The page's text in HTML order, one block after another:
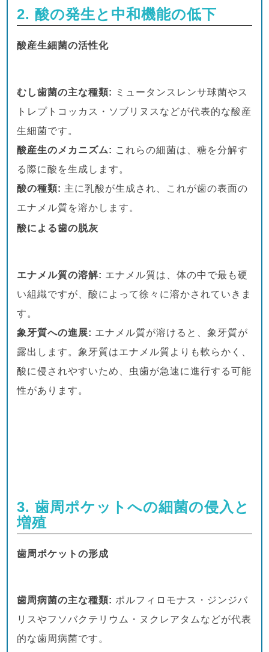
2. 酸の発生と中和機能の低下
酸産生細菌の活性化
むし歯菌の主な種類:
ミュータンスレンサ球菌やス
トレプトコッカス・ソブリヌスなどが代表的な酸産
生細菌です。
酸産生のメカニズム: これらの細菌は、糖を分解す
る際に酸を生成します。
酸の種類: 主に乳酸が生成され、これが歯の表面の
エナメル質を溶かします。
酸による歯の脱灰
エナメル質の溶解: エナメル質は、体の中で最も硬
い組織ですが、酸によって徐々に溶かされていきま
す。
象牙質への進展: エナメル質が溶けると、象牙質が
露出します。象牙質はエナメル質よりも軟らかく、
酸に侵されやすいため、虫歯が急速に進行する可能
性があります。
3. 歯周ポケットへの細菌の侵入と
増殖
歯周ポケットの形成
歯周病菌の主な種類: ポルフィロモナス・ジンジバ
リスやフソバクテリウム・ヌクレアタムなどが代表
的な歯周病菌です。